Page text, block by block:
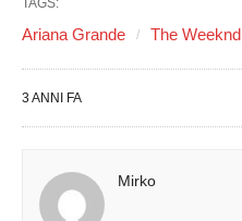
Ariana Grande The Weeknd
3 ANNI FA
Mirko